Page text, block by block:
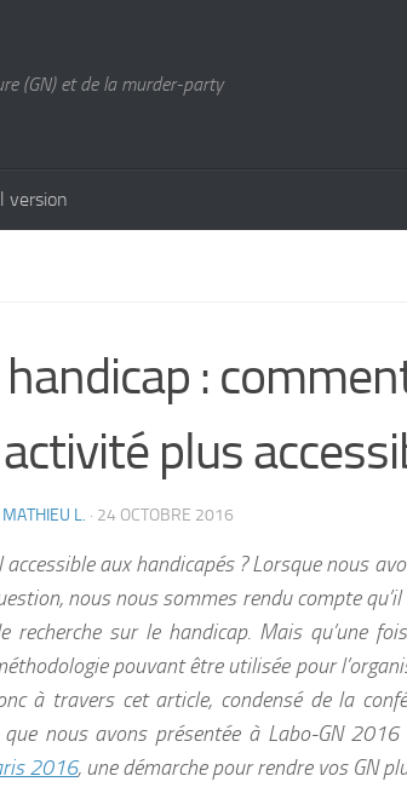
(GN) et de la murder-party
version
handicap :
plus
L. · 24 OCTOBRE 2016
accessible aux handicapés ? Lorsque nous
nous nous sommes rendu compte
recherche sur le handicap. Mais qu’une
pouvant être utilisée pour
à travers cet article, condensé de la
que nous avons présentée à Labo-GN
2016, une démarche pour rendre vos GN